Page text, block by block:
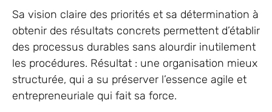
Sa vision claire des priorités et sa détermination à
obtenir des résultats concrets permettent d’établir
des processus durables sans alourdir inutilement
les procédures. Résultat : une organisation mieux
structurée, qui a su préserver l’essence agile et
entrepreneuriale qui fait sa force.